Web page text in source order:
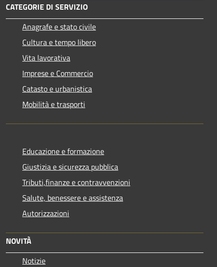
CATEGORIE DI SERVIZIO
Anagrafe e stato civile
Cultura e tempo libero
Vita lavorativa
Imprese e Commercio
Catasto e urbanistica
Mobilità e trasporti
Educazione e formazione
Giustizia e sicurezza pubblica
Tributi,finanze e contravvenzioni
Salute, benessere e assistenza
Autorizzazioni
NOVITÀ
Notizie